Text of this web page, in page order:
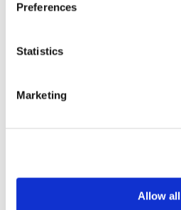
Preferences
Statistics
Marketing
Allow all